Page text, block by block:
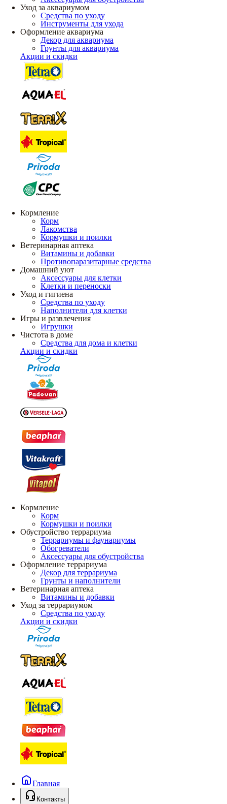
Уход за аквариумом
Средства по уходу
Инструменты для ухода
Оформление аквариума
Декор для аквариума
Грунты для аквариума
Акции и скидки
Кормление
Корм
Лакомства
Кормушки и поилки
Ветеринарная аптека
Витамины и добавки
Противопаразитарные средства
Домашний уют
Аксессуары для клетки
Клетки и переноски
Уход и гигиена
Средства по уходу
Наполнители для клетки
Игры и развлечения
Игрушки
Чистота в доме
Средства для дома и клетки
Акции и скидки
Кормление
Корм
Кормушки и поилки
Обустройство террариума
Террариумы и фаунариумы
Обогреватели
Аксессуары для обустройства
Оформление террариума
Декор для террариума
Грунты и наполнители
Ветеринарная аптека
Витамины и добавки
Уход за террариумом
Средства по уходу
Акции и скидки
Главная
Контакты